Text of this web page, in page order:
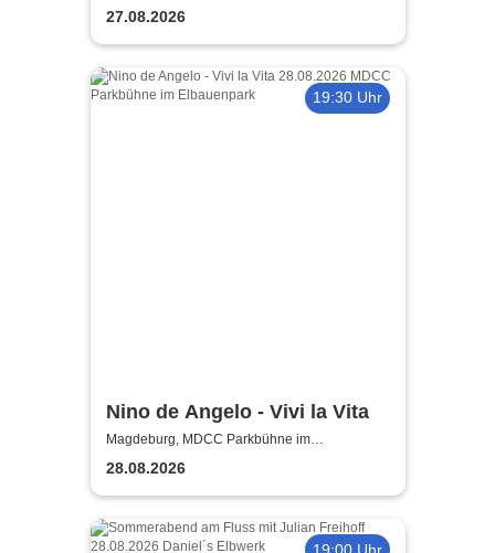
27.08.2026
19:30 Uhr
Nino de Angelo - Vivi la Vita
Magdeburg, MDCC Parkbühne im
Elbauenpark
28.08.2026